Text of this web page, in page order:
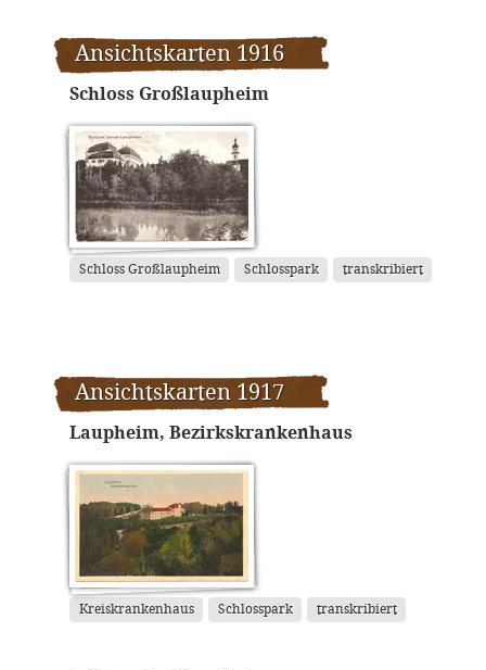
Ansichtskarten 1916
Schloss Großlaupheim
Schloss Großlaupheim Schlosspark transkribiert
Ansichtskarten 1917
Laupheim, Bezirkskrankenhaus
Kreiskrankenhaus Schlosspark transkribiert